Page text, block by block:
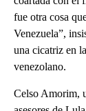
fue otra cosa
Venezuela”,
una cicatriz en
venezolano.
Celso Amorim,